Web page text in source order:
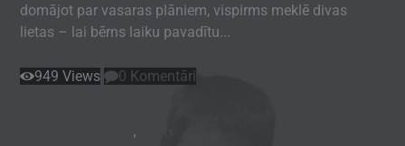
domājot par vasaras plāniem, vispirms meklē divas
lietas – lai bērns laiku pavadītu...
949 Views 0 Komentāri
,